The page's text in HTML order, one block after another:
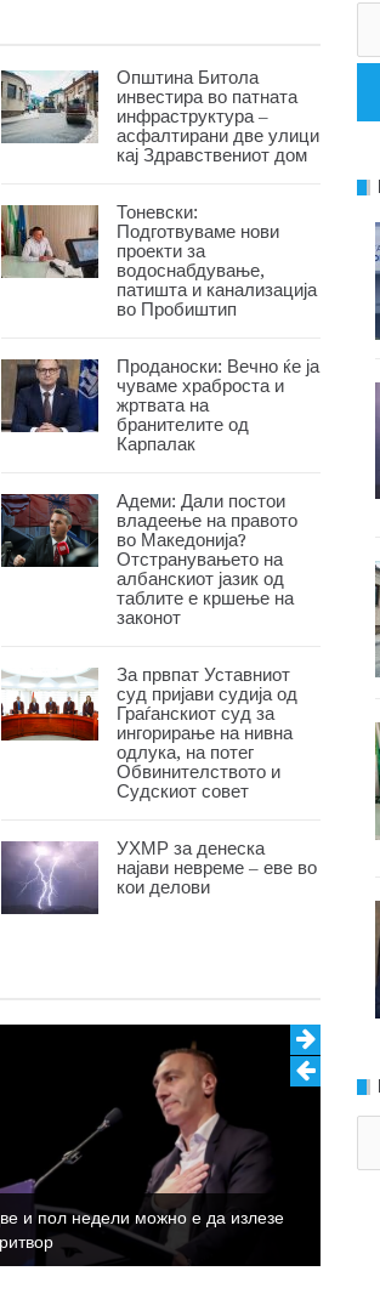
Општина Битола
инвестира во патната
инфраструктура –
асфалтирани две улици
кај Здравствениот дом
Тоневски:
Подготвуваме нови
проекти за
водоснабдување,
патишта и канализација
во Пробиштип
Проданоски: Вечно ќе ја
чуваме храброста и
жртвата на
бранителите од
Карпалак
Адеми: Дали постои
владеење на правото
во Македонија?
Отстранувањето на
албанскиот јазик од
таблите е кршење на
законот
За првпат Уставниот
суд пријави судија од
Граѓанскиот суд за
ингорирање на нивна
одлука, на потег
Обвинителството и
Судскиот совет
УХМР за денеска
најави невреме – еве во
кои делови
и пол недели можно е да излезе